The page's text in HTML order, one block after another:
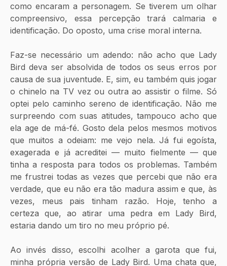
como encaram a personagem. Se tiverem um olhar
compreensivo, essa percepção trará calmaria e
identificação. Do oposto, uma crise moral interna.
Faz-se necessário um adendo: não acho que Lady
Bird deva ser absolvida de todos os seus erros por
causa de sua juventude. E, sim, eu também quis jogar
o chinelo na TV vez ou outra ao assistir o filme. Só
optei pelo caminho sereno de identificação. Não me
surpreendo com suas atitudes, tampouco acho que
ela age de má-fé. Gosto dela pelos mesmos motivos
que muitos a odeiam: me vejo nela. Já fui egoísta,
exagerada e já acreditei — muito fielmente — que
tinha a resposta para todos os problemas. Também
me frustrei todas as vezes que percebi que não era
verdade, que eu não era tão madura assim e que, às
vezes, meus pais tinham razão. Hoje, tenho a
certeza que, ao atirar uma pedra em Lady Bird,
estaria dando um tiro no meu próprio pé.
Ao invés disso, escolhi acolher a garota que fui,
minha própria versão de Lady Bird. Uma chata que,